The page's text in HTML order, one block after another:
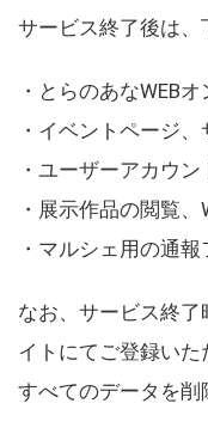
サービス終了後は、
・とらのあなWEB
・イベントページ
・ユーザーアカウ
・展示作品の閲覧
・マルシェ用の通
なお、サービス終了
イトにてご登録いた
すべてのデータを削